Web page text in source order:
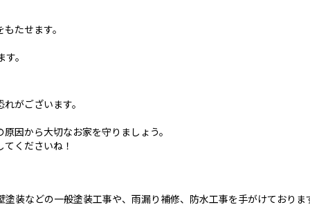
たせます。
。
がございます。
因から大切なお家を守りましょう。
くださいね！
装などの一般塗装工事や、雨漏り補修、防水工事を手がけておりま